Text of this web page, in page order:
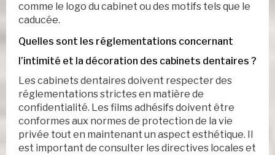
comme le logo du cabinet ou des motifs tels que le
caducée.
Quelles sont les réglementations concernant
l’intimité et la décoration des cabinets dentaires ?
Les cabinets dentaires doivent respecter des
réglementations strictes en matière de
confidentialité. Les films adhésifs doivent être
conformes aux normes de protection de la vie
privée tout en maintenant un aspect esthétique. Il
est important de consulter les directives locales et